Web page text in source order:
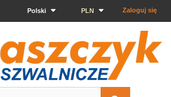
Zaloguj się
PLN
Polski